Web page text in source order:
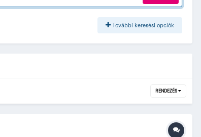
További keresési opciók
RENDEZÉS